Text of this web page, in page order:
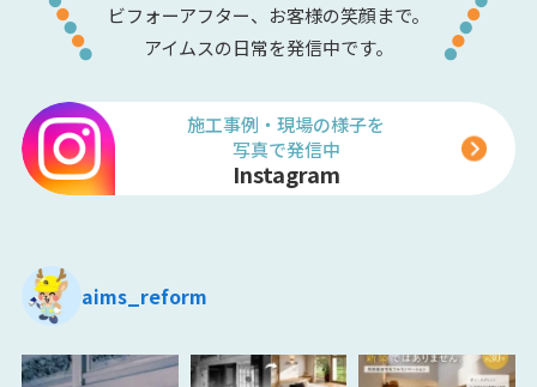
ビフォーアフター、お客様の笑顔まで。
アイムスの日常を発信中です。
施工事例・現場の様子を
写真で発信中
Instagram
aims_reform